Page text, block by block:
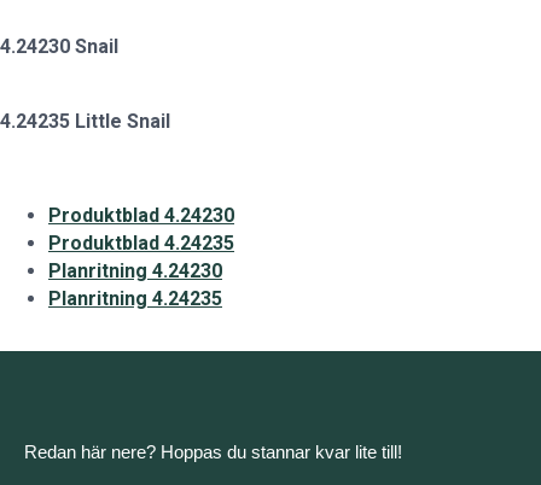
4.24230 Snail
4.24235 Little Snail
Produktblad 4.24230
Produktblad 4.24235
Planritning 4.24230
Planritning 4.24235
Redan här nere? Hoppas du stannar kvar lite till!